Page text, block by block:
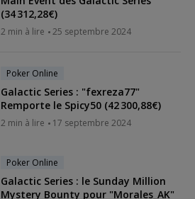
(34 312,28€)
2 min à lire 25 septembre 2024
Poker Online
Galactic Series : "fexreza77"
Remporte le Spicy50 (42 300,88€)
2 min à lire 17 septembre 2024
Poker Online
Galactic Series : le Sunday Million
Mystery Bounty pour "Morales_AK"